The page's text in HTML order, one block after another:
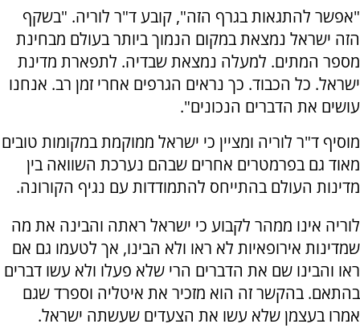
"אפשר להתגאות בגרף הזה", קובע ד"ר לוריה. "בשקף
הזה ישראל נמצאת במקום הנמוך ביותר בעולם מבחינת
מספר המתים. למעלה נמצאת שבדיה. לתפארת מדינת
ישראל. כל הכבוד. כך נראים הגרפים אחרי זמן רב. אנחנו
עושים את הדברים הנכונים".
מוסיף ד"ר לוריה ומציין כי ישראל ממוקמת במקומות טובים
מאוד גם בפרמטרים אחרים שבהם נערכת השוואה בין
מדינות העולם בהתייחס להתמודדות עם נגיף הקורונה.
לוריה אינו ממהר לקבוע כי ישראל ראתה והבינה את מה
שמדינות אירופאיות לא ראו ולא הבינו, אך לטעמו גם אם
ראו והבינו שם את הדברים הרי שלא פעלו ולא עשו דברים
בהתאם. בהקשר זה הוא מזכיר את איטליה וספרד שגם
אמרו בעצמן שלא עשו את הצעדים שעשתה ישראל.